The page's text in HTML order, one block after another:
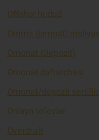
Offshor hudud
Omma (jamoat)
Omonat (Depozit)
Omonat daftarchasi
Omonat/depozit
Onlayn to’lovlar
Overdraft